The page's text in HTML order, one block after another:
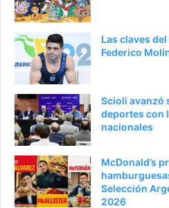
e
o
r
Las claves
Federico
Scioli avanzó
deportes con
nacionales
McDonald’s
Selección
2026